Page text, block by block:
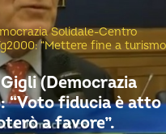
Solidale-Centro
“Mettere fine a turismo
(Democrazia
“Voto fiducia è atto
a favore”.